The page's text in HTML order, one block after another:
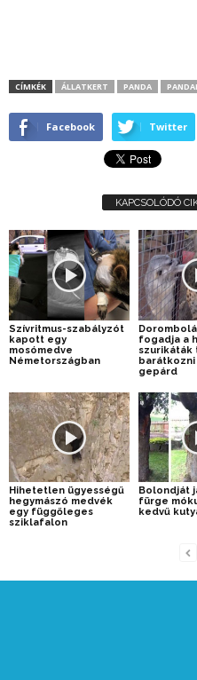
CÍMKÉK ÁLLATKERT PANDA
Facebook Twitter
KAPCSOLÓDÓ
Szívritmus-szabályzót
kapott egy
mosómedve
Németországban
fogadja a
szurikáták
gepárd
Hihetetlen ügyességű
hegymászó medvék
egy függőleges
sziklafalon
Bolondját
fürge
kedvű